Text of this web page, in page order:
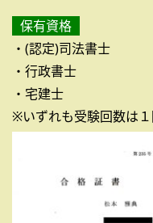
保有資格
・(認定)司法書士
・行政書士
・宅建士
※いずれも受験回数は